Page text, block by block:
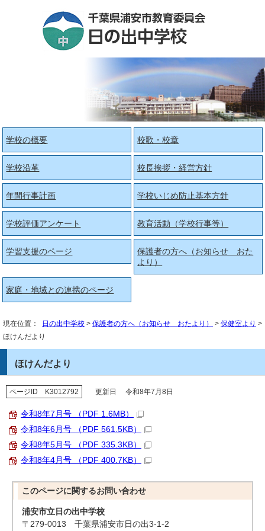
学校の概要 校歌・校章
学校沿革 校長挨拶・経営方針
年間行事計画 学校いじめ防止基本方針
学校評価アンケート 教育活動（学校行事等）
学習支援のページ
保護者の方へ（お知らせ おた
より）
家庭・地域との連携のページ
現在位置： 日の出中学校 > 保護者の方へ（お知らせ おたより） > 保健室より >
ほけんだより
ほけんだより
ページID K3012792 更新日 令和8年7月8日
令和8年7月号 （PDF 1.6MB）
令和8年6月号 （PDF 561.5KB）
令和8年5月号 （PDF 335.3KB）
令和8年4月号 （PDF 400.7KB）
このページに関するお問い合わせ
浦安市立日の出中学校
〒279-0013 千葉県浦安市日の出3-1-2